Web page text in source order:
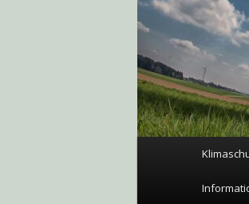
Zum
Inhalt